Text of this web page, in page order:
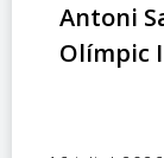
Antoni
Olímpic